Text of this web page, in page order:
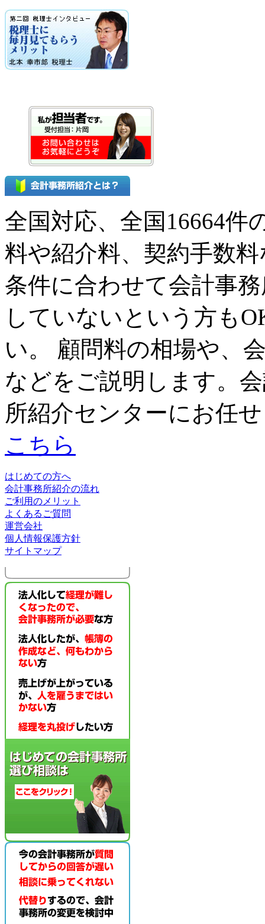
全国対応、全国16664件
料や紹介料、契約手数
条件に合わせて会計事
していないという方も
い。 顧問料の相場や、
などをご説明します。
所紹介センターにお任
こちら
はじめての方へ
会計事務所紹介の流れ
ご利用のメリット
よくあるご質問
運営会社
個人情報保護方針
サイトマップ